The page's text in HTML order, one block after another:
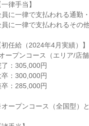
一律手当】
員に一律で支払われる通勤
員に一律で支払われるその
初任給（2024年4月実績）】
ープンコース（エリア/店舗
了：305,000円
卒：300,000円
卒：285,000円
ープンコース（全国型）と